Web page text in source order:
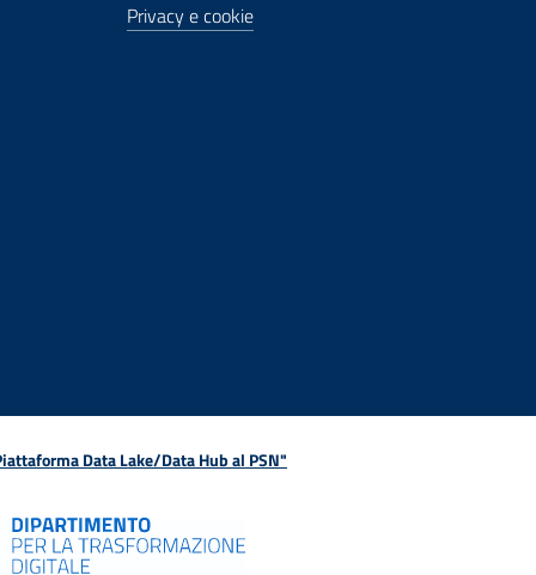
Privacy e cookie
Data Lake/Data Hub al PSN"